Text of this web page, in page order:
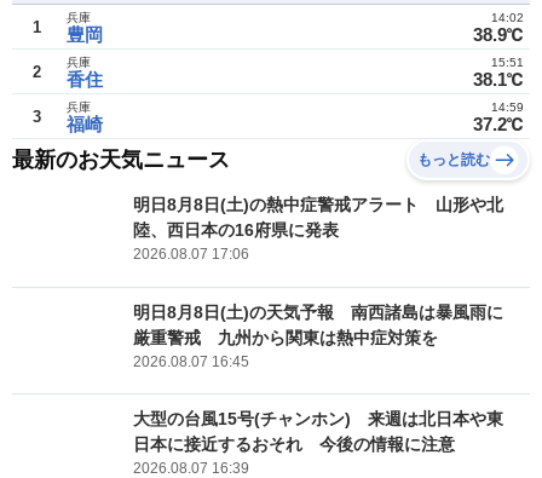
1 豊岡
兵庫
38.9℃
14:02
2 香住
兵庫
38.1℃
15:51
3 福崎
兵庫
37.2℃
14:59
最新のお天気ニュース もっと読む
明日8月8日(土)の熱中症警戒アラート 山形や北
陸、西日本の16府県に発表
2026.08.07 17:06
明日8月8日(土)の天気予報 南西諸島は暴風雨に
厳重警戒 九州から関東は熱中症対策を
2026.08.07 16:45
大型の台風15号(チャンホン) 来週は北日本や東
日本に接近するおそれ 今後の情報に注意
2026.08.07 16:39